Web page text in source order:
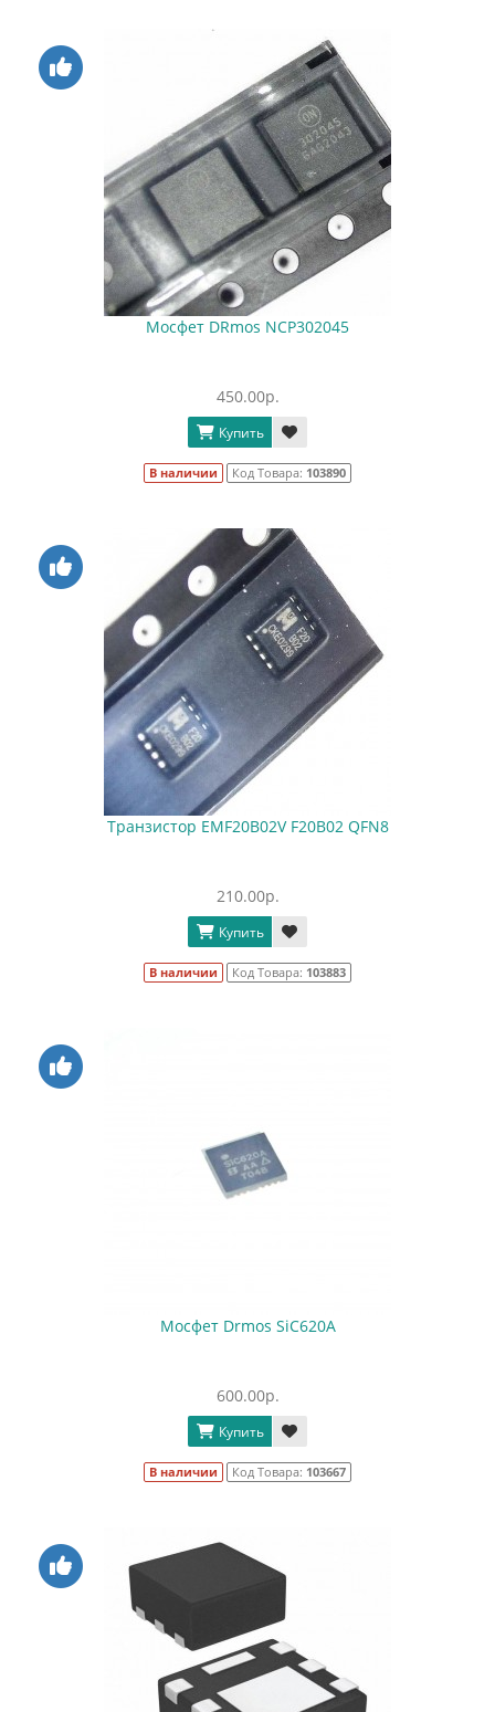
Мосфет DRmos NCP302045
450.00р.
Купить
В наличии Код Товара: 103890
Транзистор EMF20B02V F20B02 QFN8
210.00р.
Купить
В наличии Код Товара: 103883
Мосфет Drmos SiC620A
600.00р.
Купить
В наличии Код Товара: 103667